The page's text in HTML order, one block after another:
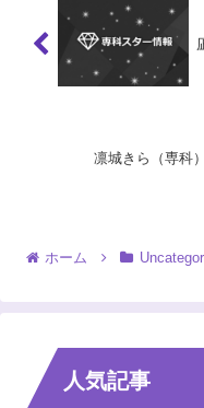
凛城きら（専科
ホーム
人気記事